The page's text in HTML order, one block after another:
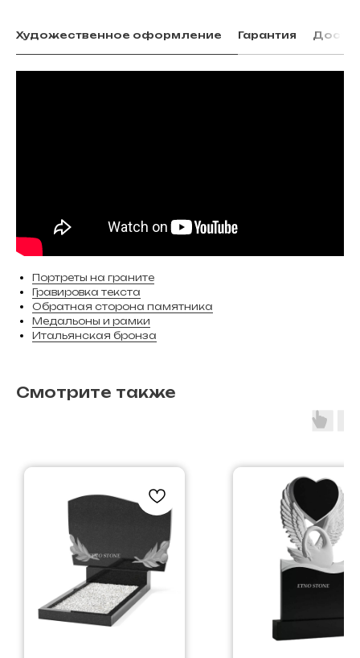
Художественное оформление Гарантия
Портреты на граните
Гравировка текста
Обратная сторона памятника
Медальоны и рамки
Итальянская бронза
Смотрите также